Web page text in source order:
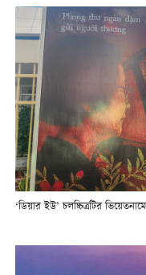
‘ডিয়ার ইউ’ চলচ্চিত্রটির